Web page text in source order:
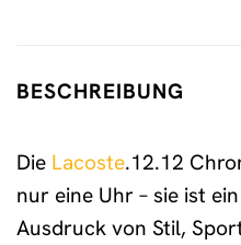
BESCHREIBUNG
Die Lacoste.12.12
nur eine Uhr – sie ist
Ausdruck von Stil,